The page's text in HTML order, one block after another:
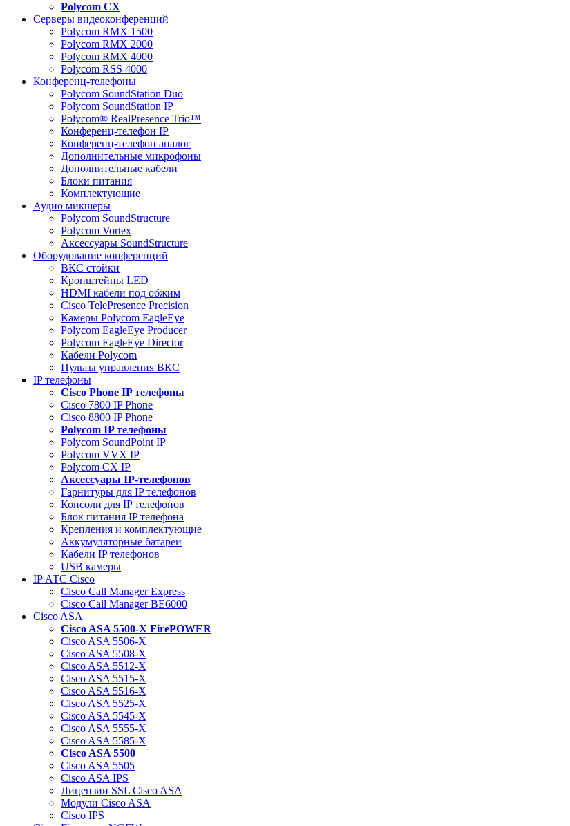
Polycom CX
Серверы видеоконференций
Polycom RMX 1500
Polycom RMX 2000
Polycom RMX 4000
Polycom RSS 4000
Конференц-телефоны
Polycom SoundStation Duo
Polycom SoundStation IP
Polycom® RealPresence Trio™
Конференц-телефон IP
Конференц-телефон аналог
Дополнительные микрофоны
Дополнительные кабели
Блоки питания
Комплектующие
Аудио микшеры
Polycom SoundStructure
Polycom Vortex
Аксессуары SoundStructure
Оборудование конференций
ВКС стойки
Кронштейны LED
HDMI кабели под обжим
Cisco TelePresence Precision
Камеры Polycom EagleEye
Polycom EagleEye Producer
Polycom EagleEye Director
Кабели Polycom
Пульты управления ВКС
IP телефоны
Сisco Phone IP телефоны
Cisco 7800 IP Phone
Cisco 8800 IP Phone
Polycom IP телефоны
Polycom SoundPoint IP
Polycom VVX IP
Polycom CX IP
Аксессуары IP-телефонов
Гарнитуры для IP телефонов
Консоли для IP телефонов
Блок питания IP телефона
Крепления и комплектующие
Аккумуляторные батареи
Кабели IP телефонов
USB камеры
IP АТС Cisco
Cisco Call Manager Express
Cisco Call Manager BE6000
Cisco ASA
Cisco ASA 5500-X FirePOWER
Cisco ASA 5506-X
Cisco ASA 5508-X
Cisco ASA 5512-X
Cisco ASA 5515-X
Cisco ASA 5516-X
Cisco ASA 5525-X
Cisco ASA 5545-X
Cisco ASA 5555-X
Cisco ASA 5585-X
Cisco ASA 5500
Cisco ASA 5505
Cisco ASA IPS
Лицензии SSL Cisco ASA
Модули Cisco ASA
Cisco IPS